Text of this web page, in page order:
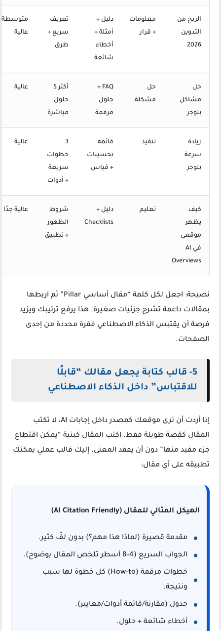
الربح من
التدوين
2026
معلومات
+ قرار
دليل +
أمثلة +
أخطاء
شائعة
تعريف
سريع +
طرق
عالية
حل
مشاكل
بلوجر
حل
مشكلة
FAQ +
حلول
مرقمة
أكثر 5
حلول
مباشرة
عالية
زيادة
سرعة
بلوجر
تنفيذ
قائمة
تحسينات
+ قياس
3
خطوات
سريعة
+ أدوات
عالية
كيف
يظهر
موقعي
في AI
Overviews
تعليم
دليل +
Checklists
شروط
الظهور
+ تطبيق
عالية جدًا
نصيحة: اجعل لكل كلمة “مقال أساسي Pillar” ثم اربطها
بمقالات داعمة تشرح جزئيات صغيرة. هذا يرفع ترتيبك ويزيد
فرصة أن يقتبس الذكاء الاصطناعي فقرة محددة من إحدى
الصفحات.
5- قالب كتابة يجعل مقالك “قابلًا
للاقتباس” داخل الذكاء الاصطناعي
إذا أردت أن ترى موقعك كمصدر داخل إجابات AI، لا تكتب
المقال كقصة طويلة فقط. اكتب المقال كبنية “يمكن اقتطاع
جزء مفيد منها” دون أن يفقد المعنى. إليك قالب عملي يمكنك
تطبيقه على أي مقال:
الهيكل المثالي للمقال (AI Citation Friendly)
مقدمة قصيرة (لماذا هذا مهم؟) بدون لفّ كثير.
الجواب السريع (4–8 أسطر تلخص المقال بوضوح).
خطوات مرقمة
(How-to) كل خطوة لها سبب
ونتيجة.
جدول (مقارنة/قائمة أدوات/معايير).
أخطاء شائعة + حلول.